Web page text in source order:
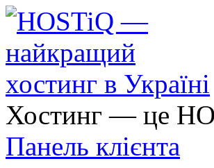
Хостинг — це
Панель клієнта